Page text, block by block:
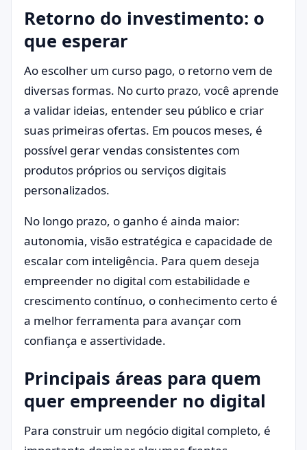
Retorno do investimento: o
que esperar
Ao escolher um curso pago, o retorno vem de
diversas formas. No curto prazo, você aprende
a validar ideias, entender seu público e criar
suas primeiras ofertas. Em poucos meses, é
possível gerar vendas consistentes com
produtos próprios ou serviços digitais
personalizados.
No longo prazo, o ganho é ainda maior:
autonomia, visão estratégica e capacidade de
escalar com inteligência. Para quem deseja
empreender no digital com estabilidade e
crescimento contínuo, o conhecimento certo é
a melhor ferramenta para avançar com
confiança e assertividade.
Principais áreas para quem
quer empreender no digital
Para construir um negócio digital completo, é